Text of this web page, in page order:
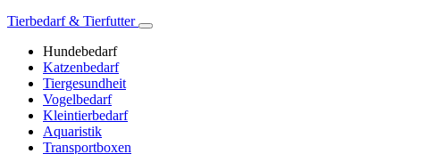
Tierbedarf & Tierfutter
Hundebedarf
Katzenbedarf
Tiergesundheit
Vogelbedarf
Kleintierbedarf
Aquaristik
Transportboxen